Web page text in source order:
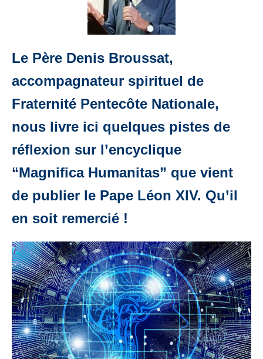
Le Père Denis Broussat,
accompagnateur spirituel de
Fraternité Pentecôte Nationale,
nous livre ici quelques pistes de
réflexion sur l’encyclique
“Magnifica Humanitas” que vient
de publier le Pape Léon XIV. Qu’il
en soit remercié !